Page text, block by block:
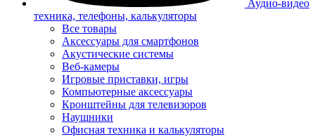
Аудио-видео
техника, телефоны, калькуляторы
Все товары
Аксессуары для смартфонов
Акустические системы
Веб-камеры
Игровые приставки, игры
Компьютерные аксессуары
Кронштейны для телевизоров
Наушники
Офисная техника и калькуляторы